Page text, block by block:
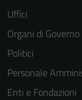
Uffici
Organi di Governo
Politici
Personale
Enti e Fondazioni